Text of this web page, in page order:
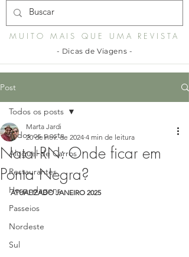
MUITO MAIS QUE UMA REVISTA
- Dicas de Viagens -
Post
Todos os posts
Aluguel de Carros
Restaurantes
Hospedagens
Passeios
Nordeste
Sul
Todos os posts
Natal-RN: Onde ficar em
Ponta Negra?
Marta Jardi
20 de nov. de 2024 4 min de leitura
ATUALIZADO JANEIRO 2025